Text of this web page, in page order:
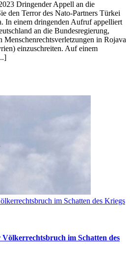
Dringender Appell an die
den Terror des Nato-Partners Türkei
In einem dringenden Aufruf appelliert
an die Bundesregierung,
Menschenrechtsverletzungen in Rojava
einzuschreiten. Auf einem
im Schatten des Kriegs
im Schatten des